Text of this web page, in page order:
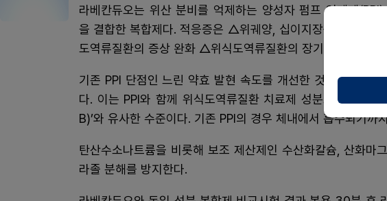
라베칸듀오는 위산 분비를 억제하는 양성자 펌프 억제제
을 결합한 복합제다. 적응증은 △위궤양, 십이지장궤양 △미란
도역류질환의 증상 완화 △위식도역류질환의 장기간 유지 요
기존 PPI 단점인 느린 약효 발현 속도를 개선한 것이 특징이
다. 이는 PPI와 함께 위식도역류질환 치료제 성분으로 쓰이는
B)’와 유사한 수준이다. 기존 PPI의 경우 체내에서 흡수되기
탄산수소나트륨을 비롯해 보조 제산제인 수산화칼슘, 산화마
라졸 분해를 방지한다.